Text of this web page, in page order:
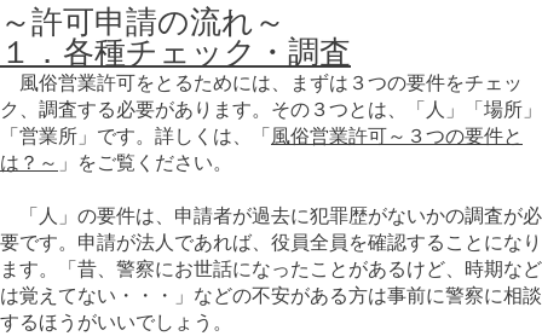
～許可申請の流れ～
１．各種チェック・調査
風俗営業許可をとるためには、まずは３つの要件をチェッ
ク、調査する必要があります。その３つとは、「人」「場所」
「営業所」です。詳しくは、「風俗営業許可～３つの要件と
は？～ 」をご覧ください。
「人」の要件は、申請者が過去に犯罪歴がないかの調査が必
要です。申請が法人であれば、役員全員を確認することになり
ます。「昔、警察にお世話になったことがあるけど、時期など
は覚えてない・・・」などの不安がある方は事前に警察に相談
するほうがいいでしょう。